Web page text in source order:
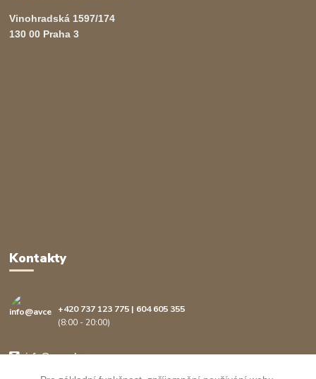
Vinohradská 1597/174
130 00 Praha 3
Kontakty
+420 737 123 775 | 604 605 355
(8:00 - 20:00)
info@avcenter.cz